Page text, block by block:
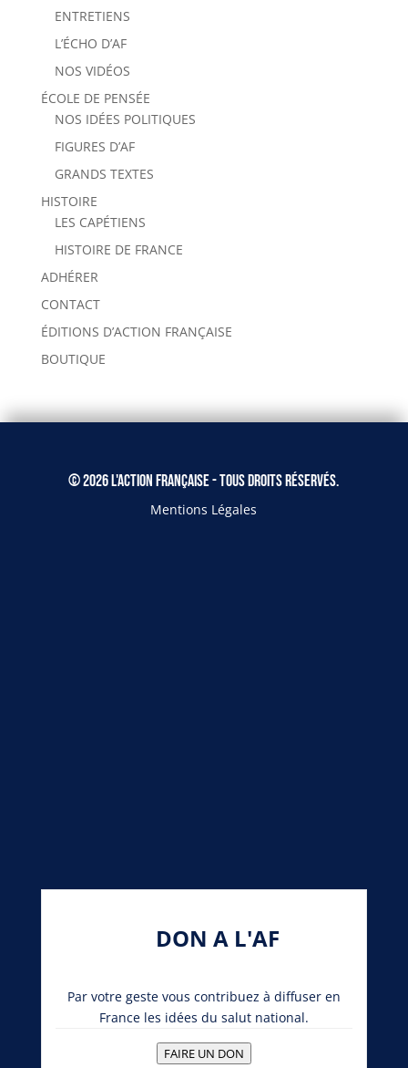
ENTRETIENS
L’ÉCHO D’AF
NOS VIDÉOS
ÉCOLE DE PENSÉE
NOS IDÉES POLITIQUES
FIGURES D’AF
GRANDS TEXTES
HISTOIRE
LES CAPÉTIENS
HISTOIRE DE FRANCE
ADHÉRER
CONTACT
ÉDITIONS D’ACTION FRANÇAISE
BOUTIQUE
© 2026 L'Action Française - Tous droits réservés.
Mentions Légales
DON A L'AF
Par votre geste vous contribuez à diffuser en
France les idées du salut national.
FAIRE UN DON